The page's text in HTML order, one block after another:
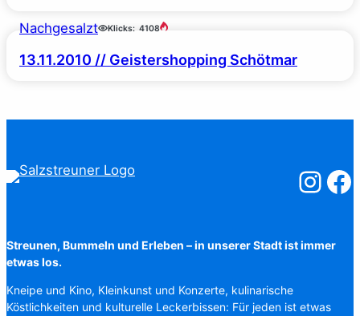
Nachgesalzt Klicks: 4108
13.11.2010 // Geistershopping Schötmar
Streunen, Bummeln und Erleben – in unserer Stadt ist immer
etwas los.
Kneipe und Kino, Kleinkunst und Konzerte, kulinarische
Köstlichkeiten und kulturelle Leckerbissen: Für jeden ist etwas